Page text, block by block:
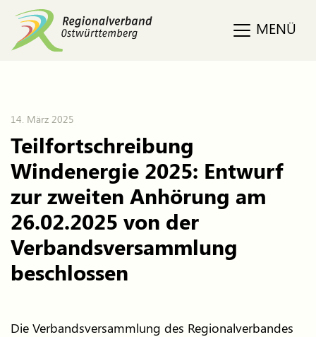
MENÜ
14. März 2025
Teilfortschreibung
Windenergie 2025: Entwurf
zur zweiten Anhörung am
26.02.2025 von der
Verbandsversammlung
beschlossen
Die Verbandsversammlung des Regionalverbandes